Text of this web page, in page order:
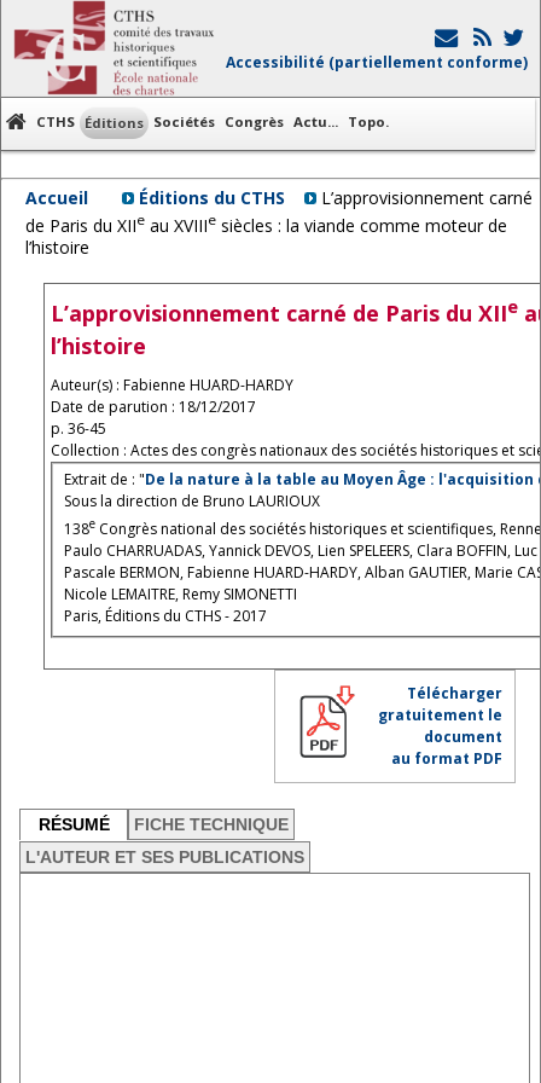
Accessibilité (partiellement conforme)
CTHS Éditions Sociétés Congrès Actu... Topo.
Accueil Éditions du CTHS
L’approvisionnement carné
de Paris du XIIe au XVIIIe siècles : la viande comme moteur de
l’histoire
L’approvisionnement carné de Paris du XIIe
l’histoire
Auteur(s) : Fabienne HUARD-HARDY
Date de parution : 18/12/2017
p. 36-45
Collection : Actes des congrès nationaux des sociétés historiques et
Extrait de : "De la nature à la table au Moyen Âge :
Sous la direction de Bruno LAURIOUX
138e Congrès national des sociétés historiques et scientifiques,
Paulo CHARRUADAS, Yannick DEVOS, Lien SPELEERS, Clara BOFFIN,
Pascale BERMON, Fabienne HUARD-HARDY, Alban GAUTIER, Marie
Nicole LEMAITRE, Remy SIMONETTI
Paris, Éditions du CTHS - 2017
Télécharger
gratuitement le
document
au format PDF
RÉSUMÉ
FICHE TECHNIQUE
L'AUTEUR ET SES PUBLICATIONS